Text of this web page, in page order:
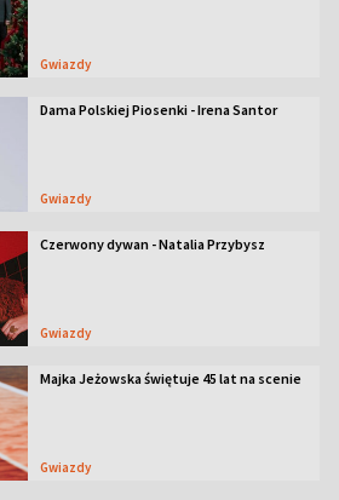
Gwiazdy
Dama Polskiej Piosenki - Irena Santor
Gwiazdy
Czerwony dywan - Natalia Przybysz
Gwiazdy
Majka Jeżowska świętuje 45 lat na scenie
Gwiazdy